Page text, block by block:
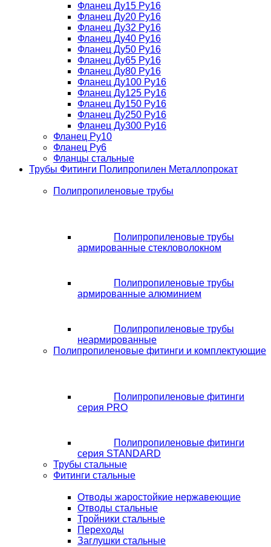
Фланец Ду15 Ру16
Фланец Ду20 Ру16
Фланец Ду32 Ру16
Фланец Ду40 Ру16
Фланец Ду50 Ру16
Фланец Ду65 Ру16
Фланец Ду80 Ру16
Фланец Ду100 Ру16
Фланец Ду125 Ру16
Фланец Ду150 Ру16
Фланец Ду250 Ру16
Фланец Ду300 Ру16
Фланец Ру10
Фланец Ру6
Фланцы стальные
Трубы Фитинги Полипропилен Металлопрокат
Полипропиленовые трубы
Полипропиленовые трубы
армированные стекловолокном
Полипропиленовые трубы
армированные алюминием
Полипропиленовые трубы
неармированные
Полипропиленовые фитинги и комплектующие
Полипропиленовые фитинги
серия PRO
Полипропиленовые фитинги
серия STANDARD
Трубы стальные
Фитинги стальные
Отводы жаростойкие нержавеющие
Отводы стальные
Тройники стальные
Переходы
Заглушки стальные